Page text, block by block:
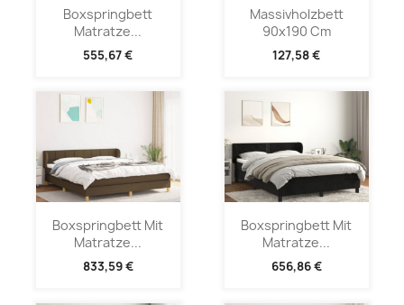
Boxspringbett
Matratze...
555,67 €
Massivholzbett
90x190 Cm
127,58 €
Boxspringbett Mit
Matratze...
833,59 €
Boxspringbett Mit
Matratze...
656,86 €